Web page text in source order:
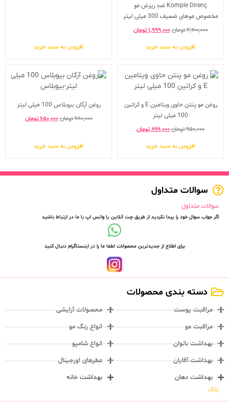
Komple Direnç ضد ریزش مو
مخصوص موهای ضعیف 300 میلی لیتر
۲,۲۰۰,۰۰۰تومان۱,۹۹۹,۰۰۰ تومان
افزودن به سبد خرید افزودن به سبد خرید
روغن مو پنتن حاوی ویتامین E و کراتین
100 میلی لیتر
۹۵۰,۰۰۰تومان۸۹۹,۰۰۰تومان
افزودن به سبد خرید
روغن آرگان بیوبلاس 100 میلی لیتر
۶۸۰,۰۰۰تومان۶۵۰,۰۰۰ تومان
افزودن به سبد خرید
سوالات متداول
سوالات متداول
اگر جواب سوال خود را پیدا نکردید از طریق چت آنلاین یا واتس اپ با ما در ارتباط باشید
برای اطلاع از جدیدترین محصولات لطفا ما را در اینستاگرام دنبال کنید
دسته بندی محصولات
مراقبت پوست
مراقبت مو
بهداشت بانوان
بهداشت آقایان
بهداشت دهان
محصولات آرایشی
انواع رنگ مو
انواع شامپو
عطرهای اورجینال
بهداشت خانه
بلاگ